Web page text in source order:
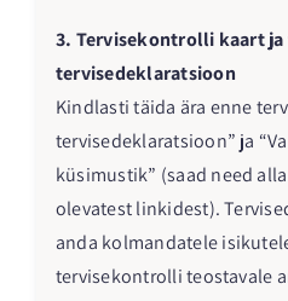
3. Tervisekontrolli kaart
tervisedeklaratsioon
Kindlasti täida ära enne
tervisedeklaratsioon” ja
küsimustik” (saad need
olevatest linkidest).
anda kolmandatele
tervisekontrolli teostavale